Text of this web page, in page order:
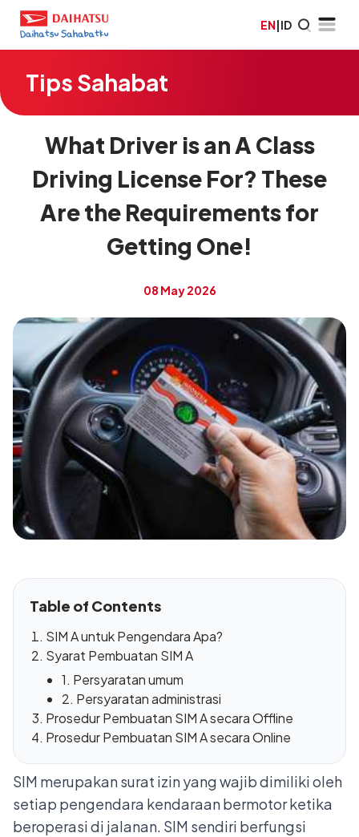
EN|ID
Tips Sahabat
What Driver is an A Class
Driving License For? These
Are the Requirements for
Getting One!
08 May 2026
Table of Contents
SIM A untuk Pengendara Apa?
Syarat Pembuatan SIM A
1. Persyaratan umum
2. Persyaratan administrasi
Prosedur Pembuatan SIM A secara Offline
Prosedur Pembuatan SIM A secara Online
SIM merupakan surat izin yang wajib dimiliki oleh
setiap pengendara kendaraan bermotor ketika
beroperasi di jalanan. SIM sendiri berfungsi